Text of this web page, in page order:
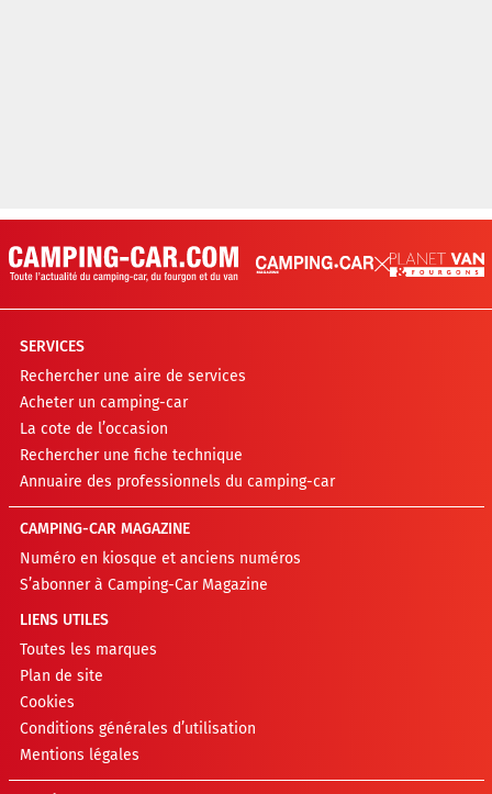
SERVICES
Rechercher une aire de services
Acheter un camping-car
La cote de l’occasion
Rechercher une fiche technique
Annuaire des professionnels du camping-car
CAMPING-CAR MAGAZINE
Numéro en kiosque et anciens numéros
S’abonner à Camping-Car Magazine
LIENS UTILES
Toutes les marques
Plan de site
Cookies
Conditions générales d’utilisation
Mentions légales